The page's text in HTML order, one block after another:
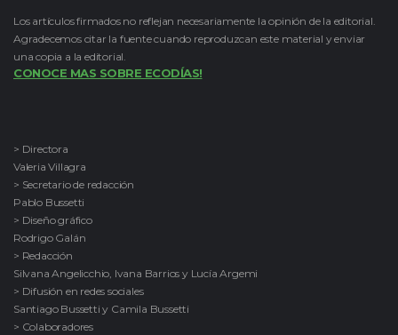
Los artículos firmados no reflejan necesariamente la opinión de la editorial.
Agradecemos citar la fuente cuando reproduzcan este material y enviar
una copia a la editorial.
CONOCE MAS SOBRE ECODÍAS!
> Directora
Valeria Villagra
> Secretario de redacción
Pablo Bussetti
> Diseño gráfico
Rodrigo Galán
> Redacción
Silvana Angelicchio, Ivana Barrios y Lucía Argemi
> Difusión en redes sociales
Santiago Bussetti y Camila Bussetti
> Colaboradores